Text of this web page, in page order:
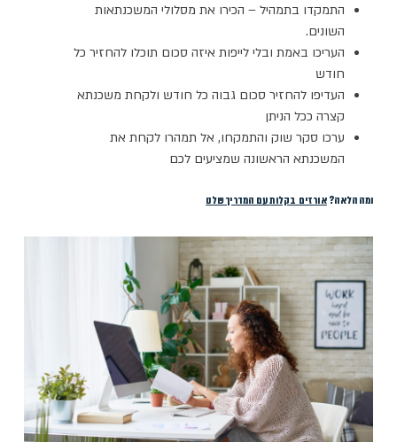
התמקדו בתמהיל – הכירו את מסלולי המשכנתאות
השונים.
העריכו באמת ובלי לייפות איזה סכום תוכלו להחזיר כל
חודש
העדיפו להחזיר סכום גבוה כל חודש ולקחת משכנתא
קצרה ככל הניתן
ערכו סקר שוק והתמקחו, אל תמהרו לקחת את
המשכנתא הראשונה שמציעים לכם
ומה הלאה?אורזים בקלותעם המדריך שלנו